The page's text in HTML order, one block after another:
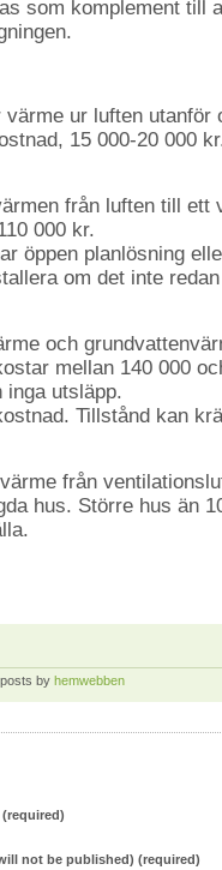
som komplement till
ur luften utanför
15 000-20 000
från luften till ett
000 kr.
öppen planlösning
om det inte
och
mellan 140 000
inga utsläpp.
Tillstånd kan
från
hus. Större hus än
posts by hemwebben
(required)
not be published) (required)